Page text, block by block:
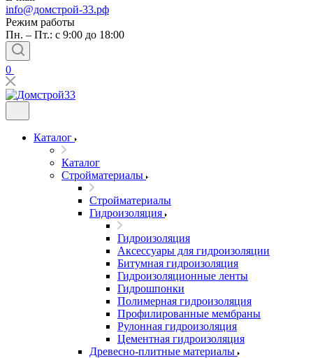
info@домстрой-33.рф
Режим работы
Пн. – Пт.: с 9:00 до 18:00
0
Каталог
Каталог
Стройматериалы
Стройматериалы
Гидроизоляция
Гидроизоляция
Аксессуары для гидроизоляции
Битумная гидроизоляция
Гидроизоляционные ленты
Гидрошпонки
Полимерная гидроизоляция
Профилированные мембраны
Рулонная гидроизоляция
Цементная гидроизоляция
Древесно-плитные материалы